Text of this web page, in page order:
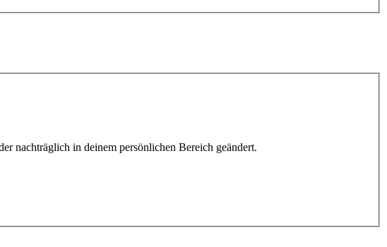
nachträglich in deinem persönlichen Bereich geändert.